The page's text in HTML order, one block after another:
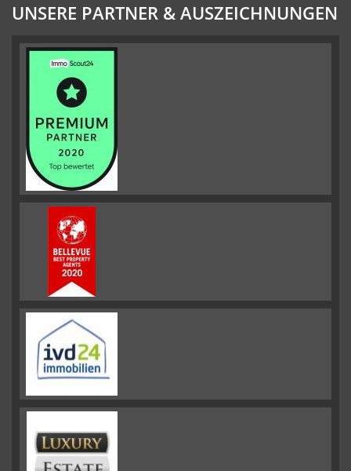
UNSERE PARTNER & AUSZEICHNUNGEN